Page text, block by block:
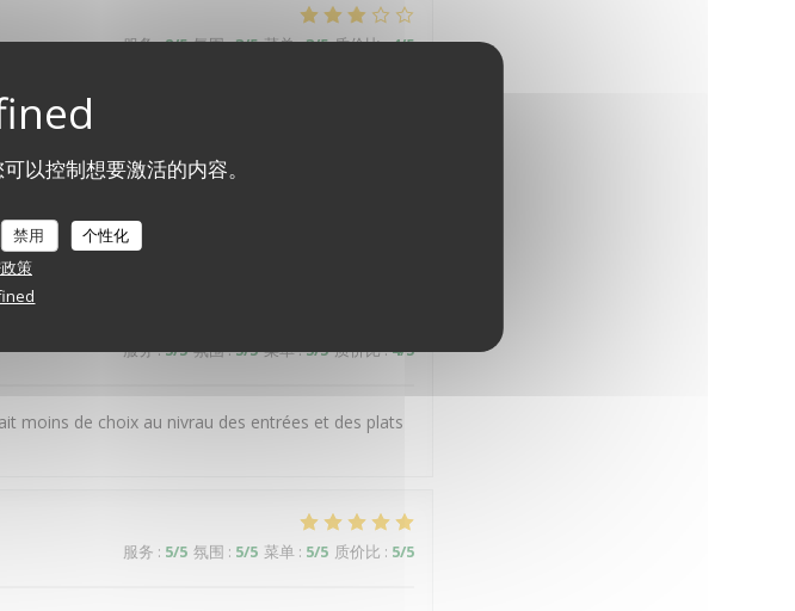
以控制想要激活的内容。
禁用
个性化
策
服务:2/5 氛围:3/5 菜单:3/5 质价比:4/5
C était bon ,voire très bon Pour les buveurs de
服务:5/5 氛围:5/5 菜单:5/5 质价比:4/5
moins de choix au nivrau des entrées et des plats
服务 : 5/5 氛围 : 5/5 菜单: 5/5 质价比 : 5/5